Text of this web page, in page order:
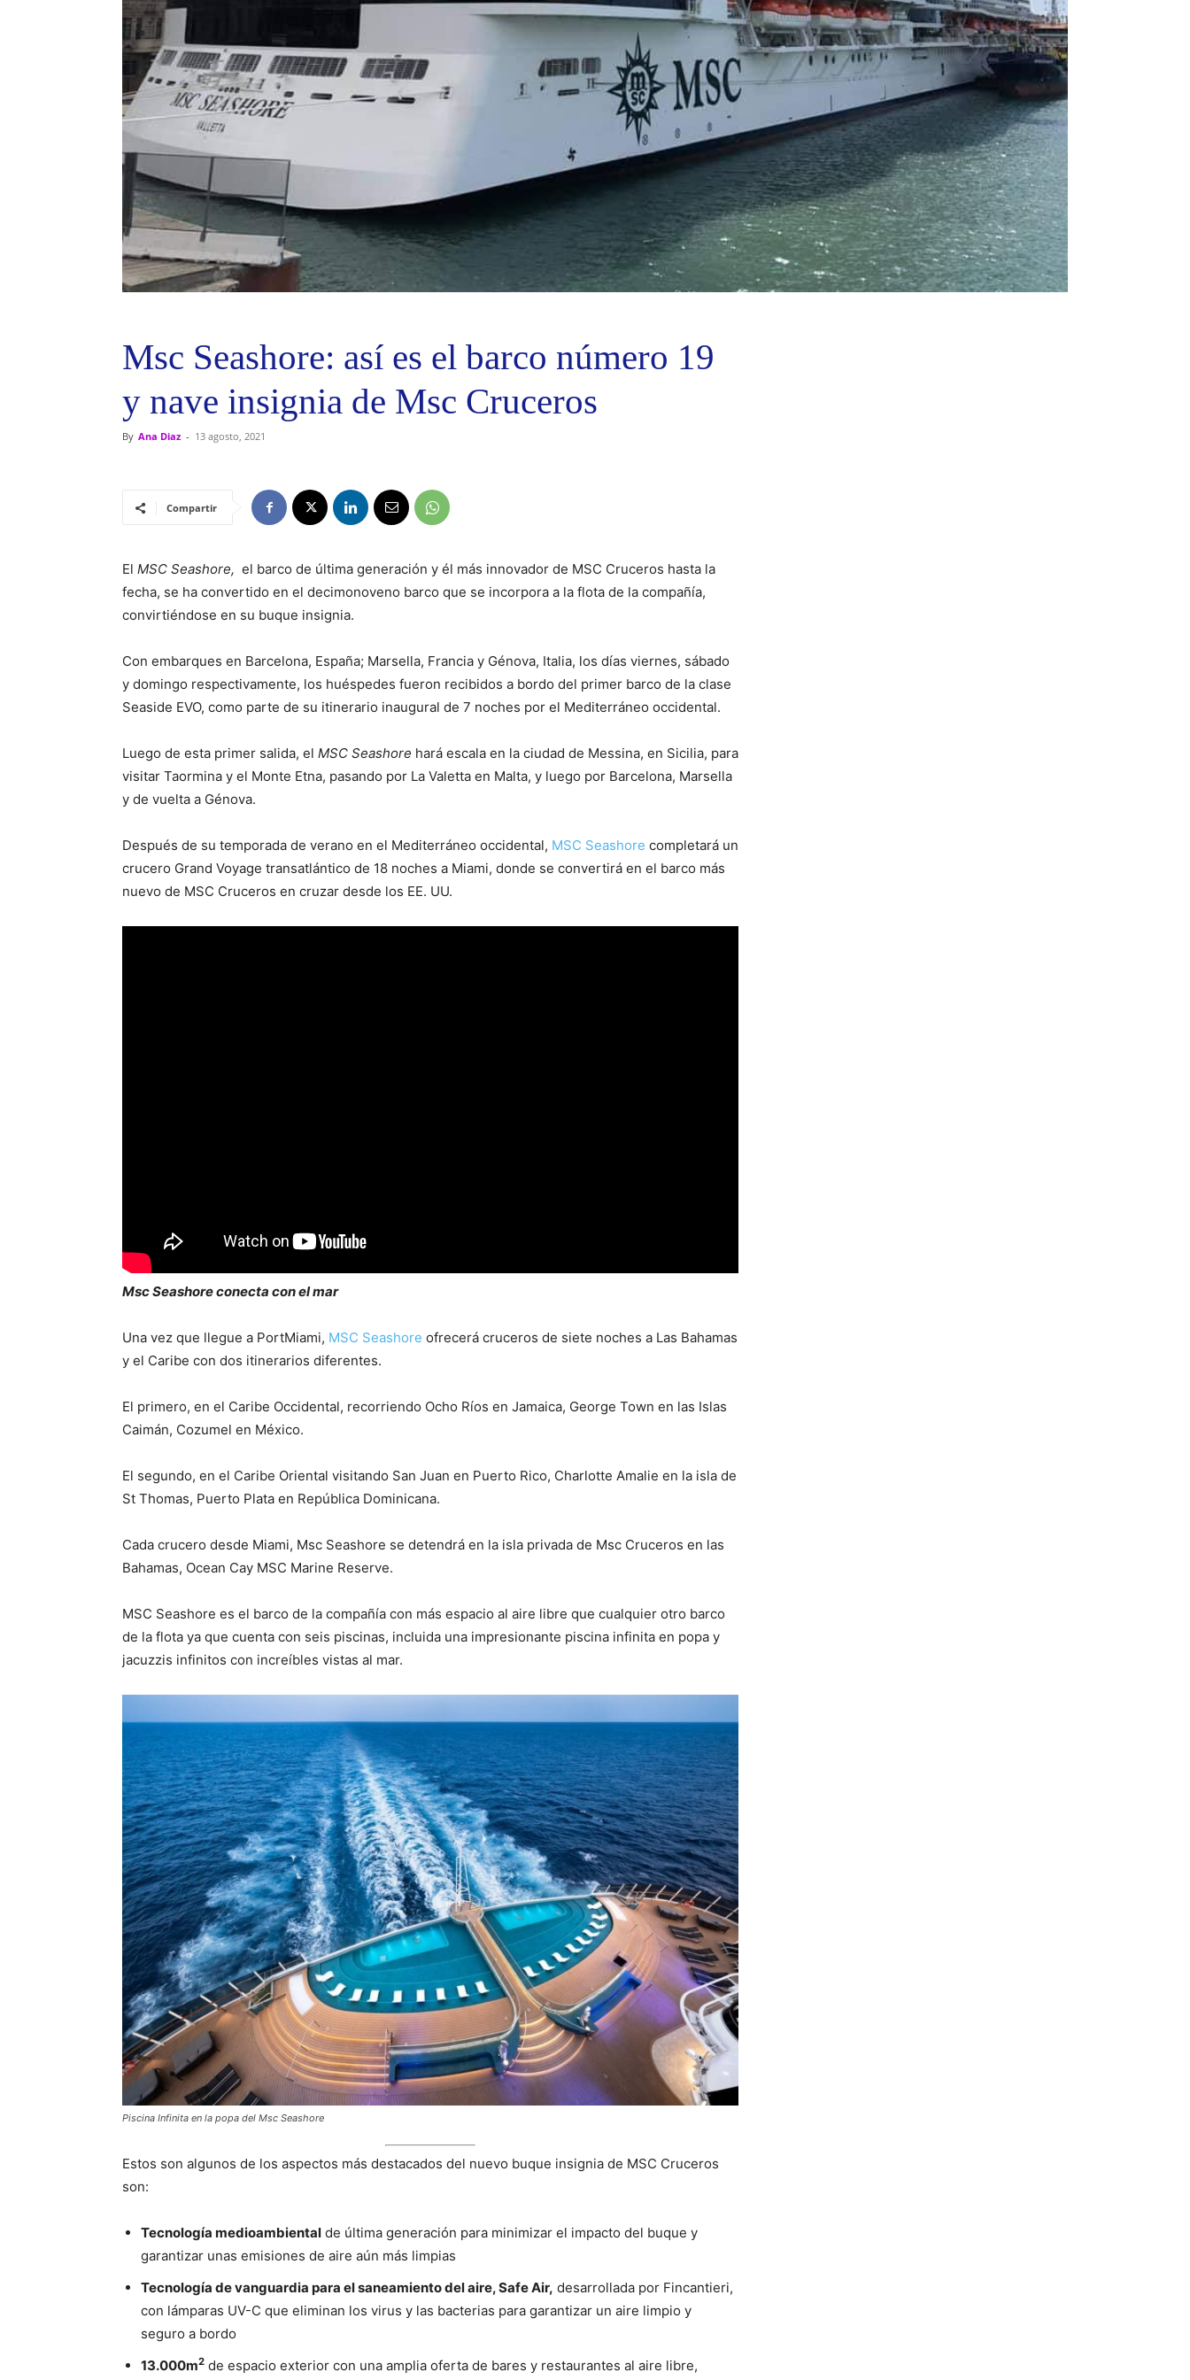
Msc Seashore: así es el barco número 19
y nave insignia de Msc Cruceros
By Ana Diaz - 13 agosto, 2021
Compartir
El MSC Seashore, el barco de última generación y él más innovador de MSC Cruceros hasta la
fecha, se ha convertido en el decimonoveno barco que se incorpora a la flota de la compañía,
convirtiéndose en su buque insignia.
Con embarques en Barcelona, España; Marsella, Francia y Génova, Italia, los días viernes, sábado
y domingo respectivamente, los huéspedes fueron recibidos a bordo del primer barco de la clase
Seaside EVO, como parte de su itinerario inaugural de 7 noches por el Mediterráneo occidental.
Luego de esta primer salida, el MSC Seashore hará escala en la ciudad de Messina, en Sicilia, para
visitar Taormina y el Monte Etna, pasando por La Valetta en Malta, y luego por Barcelona, Marsella
y de vuelta a Génova.
Después de su temporada de verano en el Mediterráneo occidental, MSC Seashore completará un
crucero Grand Voyage transatlántico de 18 noches a Miami, donde se convertirá en el barco más
nuevo de MSC Cruceros en cruzar desde los EE. UU.
Msc Seashore conecta con el mar
Una vez que llegue a PortMiami, MSC Seashore ofrecerá cruceros de siete noches a Las Bahamas
y el Caribe con dos itinerarios diferentes.
El primero, en el Caribe Occidental, recorriendo Ocho Ríos en Jamaica, George Town en las Islas
Caimán, Cozumel en México.
El segundo, en el Caribe Oriental visitando San Juan en Puerto Rico, Charlotte Amalie en la isla de
St Thomas, Puerto Plata en República Dominicana.
Cada crucero desde Miami, Msc Seashore se detendrá en la isla privada de Msc Cruceros en las
Bahamas, Ocean Cay MSC Marine Reserve.
MSC Seashore es el barco de la compañía con más espacio al aire libre que cualquier otro barco
de la flota ya que cuenta con seis piscinas, incluida una impresionante piscina infinita en popa y
jacuzzis infinitos con increíbles vistas al mar.
Piscina Infinita en la popa del Msc Seashore
Estos son algunos de los aspectos más destacados del nuevo buque insignia de MSC Cruceros
son:
Tecnología medioambiental de última generación para minimizar el impacto del buque y
garantizar unas emisiones de aire aún más limpias
Tecnología de vanguardia para el saneamiento del aire, Safe Air, desarrollada por Fincantieri,
con lámparas UV-C que eliminan los virus y las bacterias para garantizar un aire limpio y
seguro a bordo
13.000m2 de espacio exterior con una amplia oferta de bares y restaurantes al aire libre,